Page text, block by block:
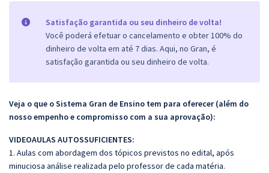
Satisfação garantida ou seu dinheiro de volta!
Você poderá efetuar o cancelamento e obter 100% do
dinheiro de volta em até 7 dias. Aqui, no Gran, é
satisfação garantida ou seu dinheiro de volta.
Veja o que o Sistema Gran de Ensino tem para oferecer (além do
nosso empenho e compromisso com a sua aprovação):
VIDEOAULAS AUTOSSUFICIENTES:
1. Aulas com abordagem dos tópicos previstos no edital, após
minuciosa análise realizada pelo professor de cada matéria.